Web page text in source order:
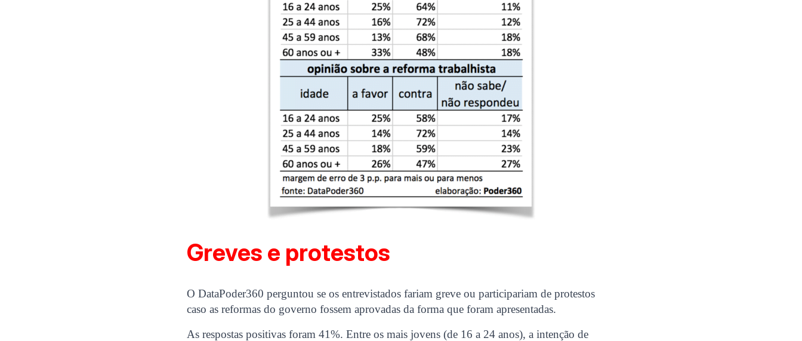
Greves e protestos
O DataPoder360 perguntou se os entrevistados fariam greve ou participariam de protestos
caso as reformas do governo fossem aprovadas da forma que foram apresentadas.
As respostas positivas foram 41%. Entre os mais jovens (de 16 a 24 anos), a intenção de